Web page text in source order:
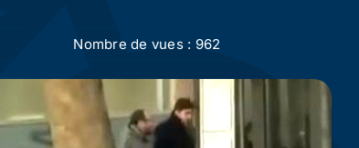
Nombre de vues : 962